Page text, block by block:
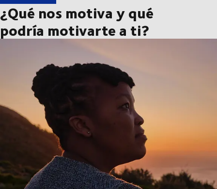
¿Qué nos motiva y qué
podría motivarte a ti?